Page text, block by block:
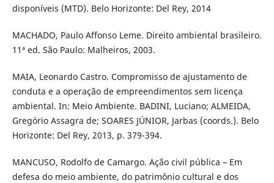
disponíveis (MTD). Belo Horizonte: Del Rey, 2014
MACHADO, Paulo Affonso Leme. Direito ambiental brasileiro.
11ª ed. São Paulo: Malheiros, 2003.
MAIA, Leonardo Castro. Compromisso de ajustamento de
conduta e a operação de empreendimentos sem licença
ambiental. In: Meio Ambiente. BADINI, Luciano; ALMEIDA,
Gregório Assagra de; SOARES JÚNIOR, Jarbas (coords.). Belo
Horizonte: Del Rey, 2013, p. 379-394.
MANCUSO, Rodolfo de Camargo. Ação civil pública – Em
defesa do meio ambiente, do patrimônio cultural e dos